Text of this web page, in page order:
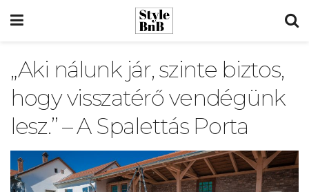
„Aki nálunk jár, szinte biztos,
hogy visszatérő vendégünk
lesz.” – A Spalettás Porta